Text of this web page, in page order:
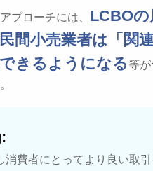
プローチには、 LCBOの
間小売業者は「関
きるようになる 等
消費者にとってより良い取